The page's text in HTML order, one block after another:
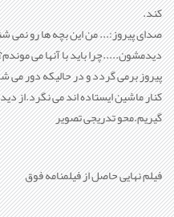
کند.
صدای پيروز:... من اين بچه ها رو نمی
ديدمشون.....چرا بايد با آنها می
پيروز برمی گردد و در حاليکه دور می
کنار ماشين ايستاده اند می نگرد.از
گيريم.محو تدريجی تصوير
فیلم نهایی حاصل از فیلمنامه فوق